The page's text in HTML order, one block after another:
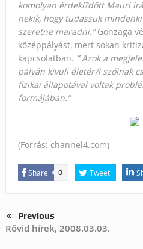
komolyan érdekl?dött Mauri
nekik, hogy tudassuk
szeretne maradni.”Gonzaga
középpályást, mert sokan
kapcsolatban. ” Azok a
pályán kívüli életér?l szólnak
fizikai állapotával voltak
formájában.”
(Forrás: channel4.com)
Share 0 Tweet
Previous
Rövid hírek, 2008.03.03.